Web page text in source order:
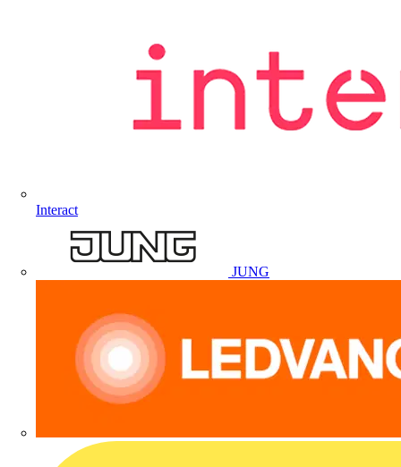
Interact
JUNG